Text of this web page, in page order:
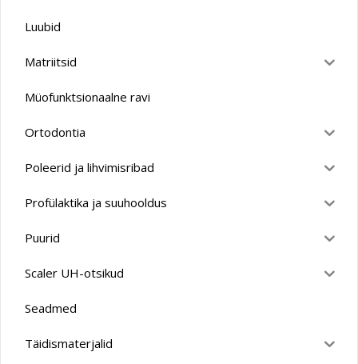
Luubid
Matriitsid
Müofunktsionaalne ravi
Ortodontia
Poleerid ja lihvimisribad
Profülaktika ja suuhooldus
Puurid
Scaler UH-otsikud
Seadmed
Täidismaterjalid